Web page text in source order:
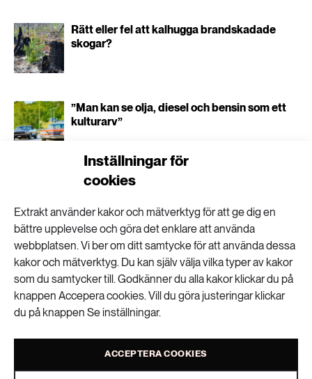
Inställningar för
cookies
Extrakt använder kakor och mätverktyg för att ge dig en
bättre upplevelse och göra det enklare att använda
webbplatsen. Vi ber om ditt samtycke för att använda dessa
kakor och mätverktyg. Du kan själv välja vilka typer av kakor
som du samtycker till. Godkänner du alla kakor klickar du på
knappen Accepera cookies. Vill du göra justeringar klickar
du på knappen Se inställningar.
ACCEPTERA COOKIES
Rätt eller fel att kalhugga brandskadade
skogar?
”Man kan se olja, diesel och bensin som ett
kulturarv”
Din badsjö kan ge
svalka på oväntat sätt
1 KLIMAT PUBLICERAD 18 JUNI 2026